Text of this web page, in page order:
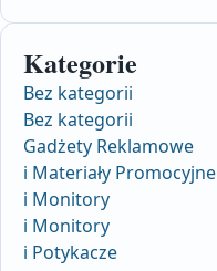
Kategorie
Bez kategorii
Bez kategorii
Gadżety Reklamowe
i Materiały Promocyjne
i Monitory
i Monitory
i Potykacze